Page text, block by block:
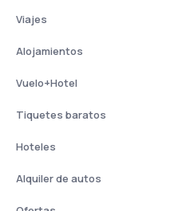
Viajes
Alojamientos
Vuelo+Hotel
Tiquetes baratos
Hoteles
Alquiler de autos